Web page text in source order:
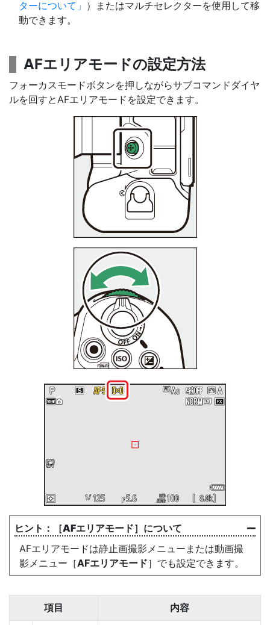
ターについて
）またはマルチセレクターを使用して移
動できます。
AFエリアモードの設定方法
フォーカスモードボタンを押しながらサブコマンドダイヤ
ルを回すとAFエリアモードを設定できます。
［AFエリアモード］について
AFエリアモードは静止画撮影メニューまたは動画撮
影メニュー［AFエリアモード］でも設定できます。
項目 内容